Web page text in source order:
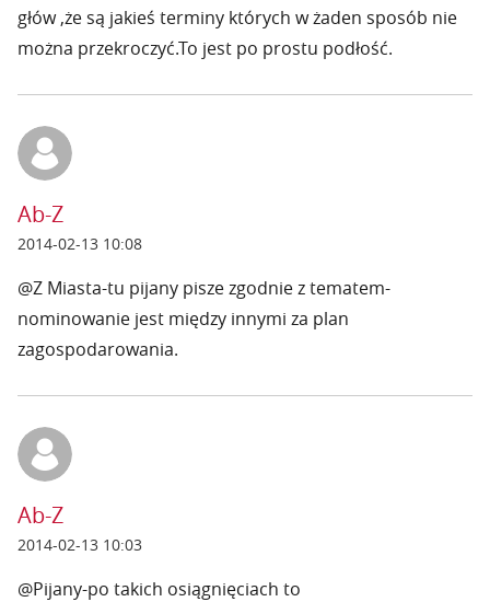
głów ,że są jakieś terminy których w żaden sposób nie
można przekroczyć.To jest po prostu podłość.
Ab-Z
2014-02-13 10:08
@Z Miasta-tu pijany pisze zgodnie z tematem-
nominowanie jest między innymi za plan
zagospodarowania.
Ab-Z
2014-02-13 10:03
@Pijany-po takich osiągnięciach to